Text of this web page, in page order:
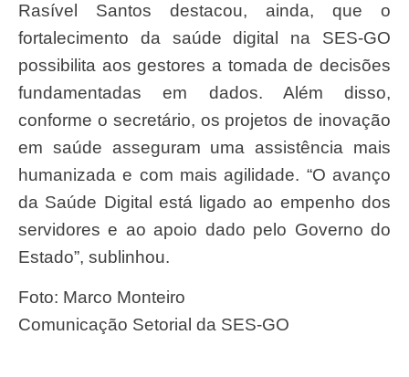
Rasível Santos destacou, ainda, que o
fortalecimento da saúde digital na SES-GO
possibilita aos gestores a tomada de decisões
fundamentadas em dados. Além disso,
conforme o secretário, os projetos de inovação
em saúde asseguram uma assistência mais
humanizada e com mais agilidade. “O avanço
da Saúde Digital está ligado ao empenho dos
servidores e ao apoio dado pelo Governo do
Estado”, sublinhou.
Foto: Marco Monteiro
Comunicação Setorial da SES-GO